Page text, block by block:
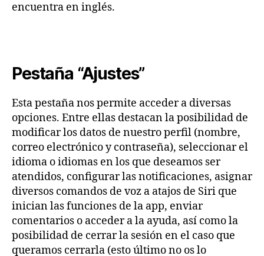
encuentra en inglés.
Pestaña “Ajustes”
Esta pestaña nos permite acceder a diversas
opciones. Entre ellas destacan la posibilidad de
modificar los datos de nuestro perfil (nombre,
correo electrónico y contraseña), seleccionar el
idioma o idiomas en los que deseamos ser
atendidos, configurar las notificaciones, asignar
diversos comandos de voz a atajos de Siri que
inician las funciones de la app, enviar
comentarios o acceder a la ayuda, así como la
posibilidad de cerrar la sesión en el caso que
queramos cerrarla (esto último no os lo